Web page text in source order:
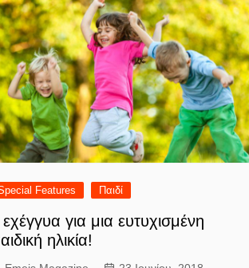
Features Παιδί
για μια ευτυχισμένη
ηλικία!